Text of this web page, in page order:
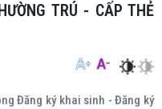
TRÚ - CẤP THẺ
Đăng ký khai sinh - Đăng ký